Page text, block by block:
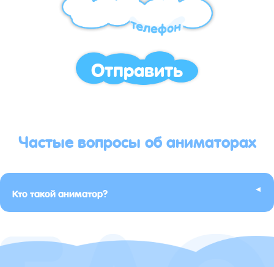
Отправить
Частые вопросы об аниматорах
Кто такой аниматор? ▸